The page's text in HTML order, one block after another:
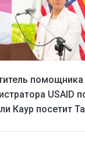
помощника
USAID
Каур посетит